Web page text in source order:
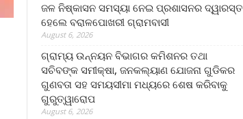
ଜଳ ନିଷ୍କାସନ ସମସ୍ୟା ନେଇ ପ୍ରଶାସନର ଦ୍ୱାରସ୍ତ
ହେଲେ ବରାଳପୋଖରୀ ଗ୍ରାମବାସୀ
August 6, 2026
ଗ୍ରାମ୍ୟ ଉନ୍ନୟନ ବିଭାଗର କମିଶନର ତଥା
ସଚିବଙ୍କ ସମୀକ୍ଷା, ଜନକଲ୍ୟାଣ ଯୋଜନା ଗୁଡିକର
ଗୁଣବତା ସହ ସମୟସୀମା ମଧ୍ୟରେ ଶେଷ କରିବାକୁ
ଗୁରୁତ୍ୱାରୋପ
August 6, 2026